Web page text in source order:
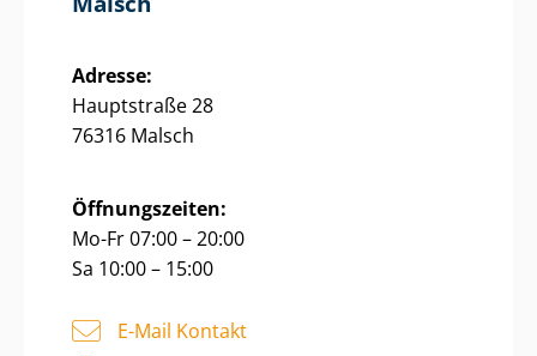
Adresse:
Hauptstraße 28
76316 Malsch
Öffnungszeiten:
Mo-Fr 07:00 – 20:00
Sa 10:00 – 15:00
E-Mail Kontakt